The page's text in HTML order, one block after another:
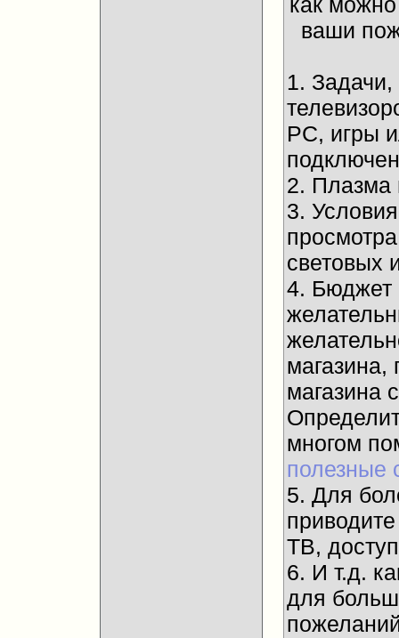
ваши
1.
PC, игры
2. Плазма
3.
световых
4. Бюджет
магазина,
магазина
многом
полезные
5. Для
ТВ,
6. И т.д.
для